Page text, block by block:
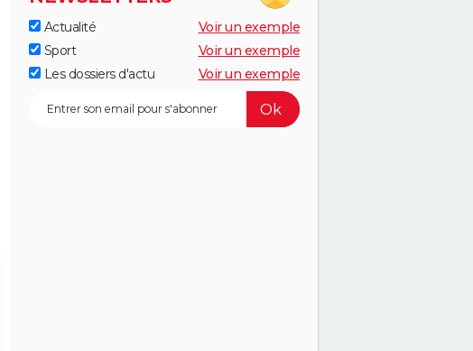
Actualité
Voir un exemple
Sport
Voir un exemple
Les dossiers d'actu
Voir un exemple